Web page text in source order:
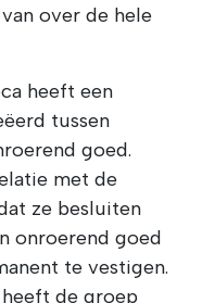
over de hele
heeft een
tussen
goed.
met de
ze besluiten
onroerend goed
te vestigen.
de groep